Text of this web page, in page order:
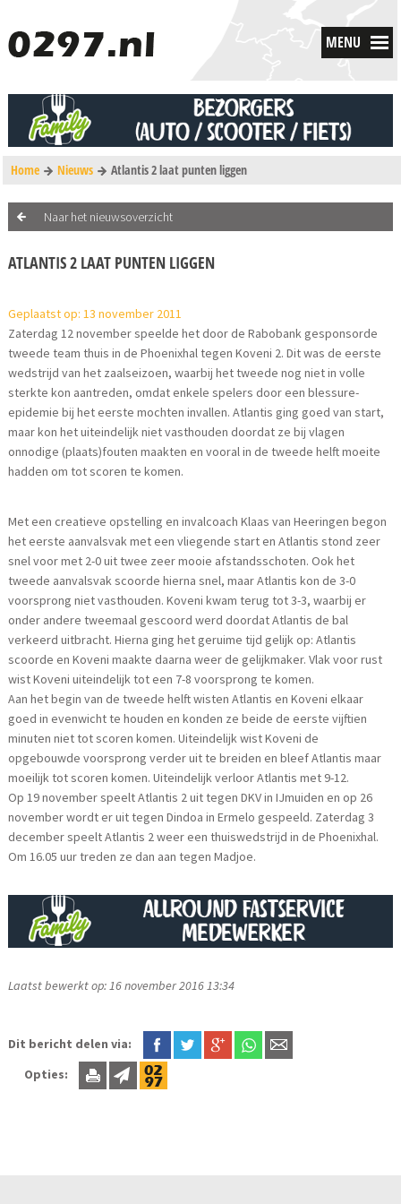
MENU
Home Nieuws Atlantis 2 laat punten liggen
Naar het nieuwsoverzicht
ATLANTIS 2 LAAT PUNTEN LIGGEN
Geplaatst op: 13 november 2011
Zaterdag 12 november speelde het door de Rabobank gesponsorde
tweede team thuis in de Phoenixhal tegen Koveni 2. Dit was de eerste
wedstrijd van het zaalseizoen, waarbij het tweede nog niet in volle
sterkte kon aantreden, omdat enkele spelers door een blessure-
epidemie bij het eerste mochten invallen. Atlantis ging goed van start,
maar kon het uiteindelijk niet vasthouden doordat ze bij vlagen
onnodige (plaats)fouten maakten en vooral in de tweede helft moeite
hadden om tot scoren te komen.
Met een creatieve opstelling en invalcoach Klaas van Heeringen begon
het eerste aanvalsvak met een vliegende start en Atlantis stond zeer
snel voor met 2-0 uit twee zeer mooie afstandsschoten. Ook het
tweede aanvalsvak scoorde hierna snel, maar Atlantis kon de 3-0
voorsprong niet vasthouden. Koveni kwam terug tot 3-3, waarbij er
onder andere tweemaal gescoord werd doordat Atlantis de bal
verkeerd uitbracht. Hierna ging het geruime tijd gelijk op: Atlantis
scoorde en Koveni maakte daarna weer de gelijkmaker. Vlak voor rust
wist Koveni uiteindelijk tot een 7-8 voorsprong te komen.
Aan het begin van de tweede helft wisten Atlantis en Koveni elkaar
goed in evenwicht te houden en konden ze beide de eerste vijftien
minuten niet tot scoren komen. Uiteindelijk wist Koveni de
opgebouwde voorsprong verder uit te breiden en bleef Atlantis maar
moeilijk tot scoren komen. Uiteindelijk verloor Atlantis met 9-12.
Op 19 november speelt Atlantis 2 uit tegen DKV in IJmuiden en op 26
november wordt er uit tegen Dindoa in Ermelo gespeeld. Zaterdag 3
december speelt Atlantis 2 weer een thuiswedstrijd in de Phoenixhal.
Om 16.05 uur treden ze dan aan tegen Madjoe.
Laatst bewerkt op: 16 november 2016 13:34
Dit bericht delen via:
Opties: